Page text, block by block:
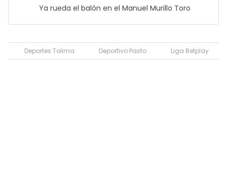
Ya rueda el balón en el Manuel Murillo Toro
Deportes Tolima Deportivo Pasto Liga Betplay